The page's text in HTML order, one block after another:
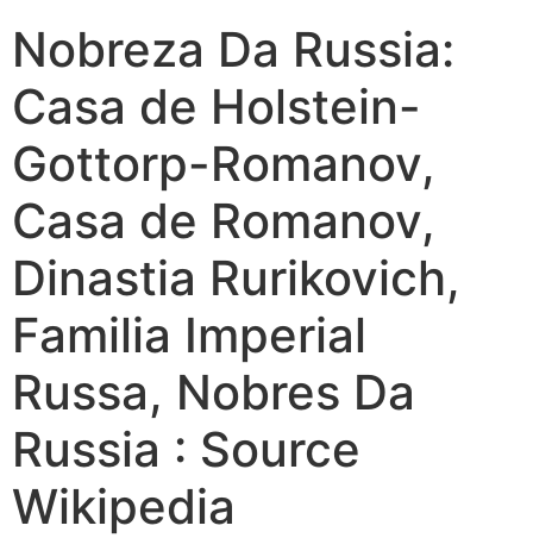
Nobreza Da Russia:
Casa de Holstein-
Gottorp-Romanov,
Casa de Romanov,
Dinastia Rurikovich,
Familia Imperial
Russa, Nobres Da
Russia : Source
Wikipedia